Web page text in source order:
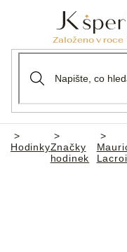
Domů
HodinkyZnačky
hodinek